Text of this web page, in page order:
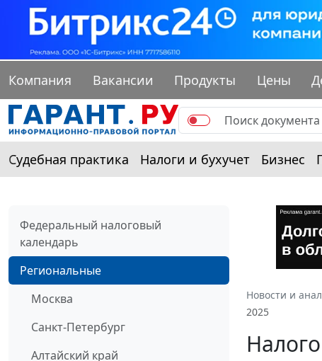
Компания Вакансии Продукты Цены
Судебная практика Налоги и бухучет Бизнес
Федеральный налоговый
календарь
Региональные
Москва
Санкт-Петербург
Алтайский край
Новости и
2025